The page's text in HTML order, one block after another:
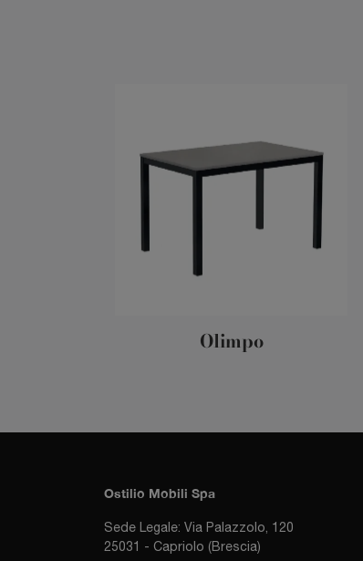
Olimpo
Ostilio Mobili Spa
Sede Legale: Via Palazzolo, 120
25031 - Capriolo (Brescia)